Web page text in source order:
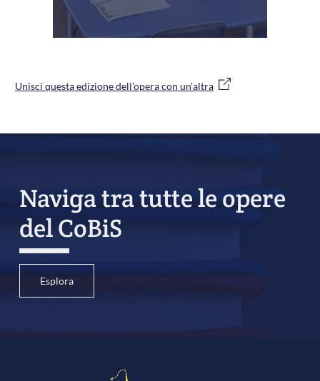
Unisci questa edizione dell'opera con un'altra
Naviga tra tutte le opere
del CoBiS
Esplora